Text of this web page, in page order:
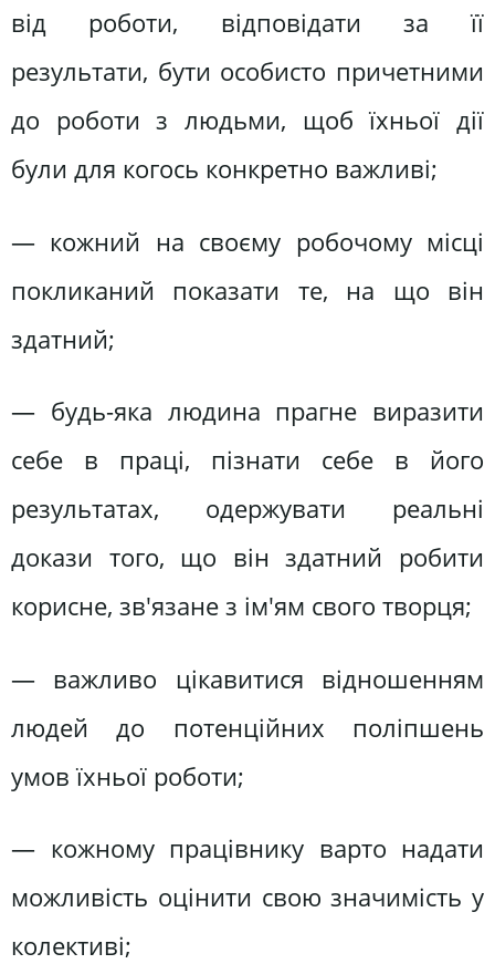
від роботи, відповідати за її
результати, бути особисто причетними
до роботи з людьми, щоб їхньої дії
були для когось конкретно важливі;
— кожний на своєму робочому місці
покликаний показати те, на що він
здатний;
— будь-яка людина прагне виразити
себе в праці, пізнати себе в його
результатах, одержувати реальні
докази того, що він здатний робити
корисне, зв'язане з ім'ям свого творця;
— важливо цікавитися відношенням
людей до потенційних поліпшень
умов їхньої роботи;
— кожному працівнику варто надати
можливість оцінити свою значимість у
колективі;